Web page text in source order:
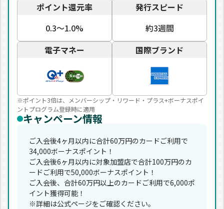
ポイント還元率
0.3〜1.0%
発行スピード
約3週間
電子マネー
国際ブランド
※ポイント3倍は、メンバーシップ・リワード・プラス+ボーナスポイ
ントプログラム登録時に適用
キャンペーン情報
ご入会後4ヶ月以内に合計60万円のカードご利用で
34,000ボーナスポイント！
ご入会後6ヶ月以内に対象加盟店で合計100万円のカ
ードご利用で50,000ボーナスポイント！
ご入会後、合計60万円以上のカードご利用で6,000ポ
イント獲得可能！
※詳細は公式ページをご確認ください。